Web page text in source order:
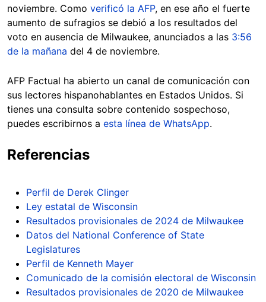
noviembre. Como verificó la AFP, en ese año el fuerte
aumento de sufragios se debió a los resultados del
voto en ausencia de Milwaukee, anunciados a las 3:56
de la mañana del 4 de noviembre.
AFP Factual ha abierto un canal de comunicación con
sus lectores hispanohablantes en Estados Unidos. Si
tienes una consulta sobre contenido sospechoso,
puedes escribirnos a esta línea de WhatsApp.
Referencias
Perfil de Derek Clinger
Ley estatal de Wisconsin
Resultados provisionales de 2024 de Milwaukee
Datos del National Conference of State
Legislatures
Perfil de Kenneth Mayer
Comunicado de la comisión electoral de Wisconsin
Resultados provisionales de 2020 de Milwaukee